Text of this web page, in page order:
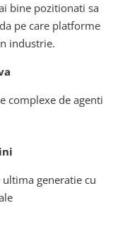
bine pozitionati sa
pe care platforme
industrie.
complexe de agenti
generatie cu